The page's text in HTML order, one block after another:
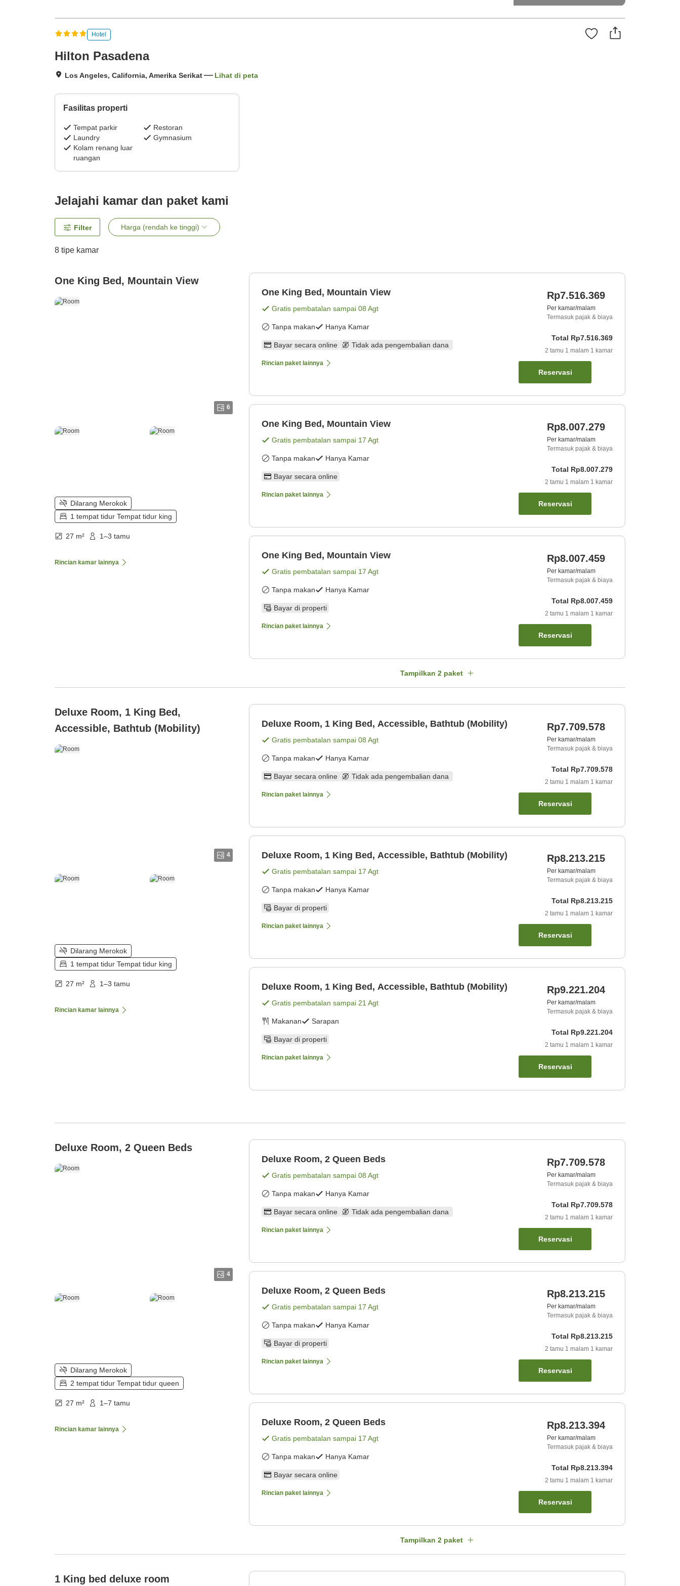
Hotel
Hilton Pasadena
Los Angeles, California, Amerika Serikat Lihat di peta
Fasilitas properti
Tempat parkir
Restoran
Laundry
Gymnasium
Kolam renang luar
ruangan
Jelajahi kamar dan paket kami
Filter Harga (rendah ke tinggi)
8 tipe kamar
One King Bed, Mountain View
6
Dilarang Merokok
1 tempat tidur Tempat tidur king
27 m² 1–3 tamu
Rincian kamar lainnya
One King Bed, Mountain View
Gratis pembatalan sampai 08 Agt
Tanpa makan Hanya Kamar
Bayar secara online Tidak ada pengembalian dana
Rincian paket lainnya
Rp7.516.369
Per kamar/malam
Termasuk pajak & biaya
Total Rp7.516.369
2 tamu 1 malam 1 kamar
Reservasi
One King Bed, Mountain View
Gratis pembatalan sampai 17 Agt
Tanpa makan Hanya Kamar
Bayar secara online
Rincian paket lainnya
Rp8.007.279
Per kamar/malam
Termasuk pajak & biaya
Total Rp8.007.279
2 tamu 1 malam 1 kamar
Reservasi
One King Bed, Mountain View
Gratis pembatalan sampai 17 Agt
Tanpa makan Hanya Kamar
Bayar di properti
Rincian paket lainnya
Rp8.007.459
Per kamar/malam
Termasuk pajak & biaya
Total Rp8.007.459
2 tamu 1 malam 1 kamar
Reservasi
Tampilkan 2 paket
Deluxe Room, 1 King Bed,
Accessible, Bathtub (Mobility)
4
Dilarang Merokok
1 tempat tidur Tempat tidur king
27 m² 1–3 tamu
Rincian kamar lainnya
Deluxe Room, 1 King Bed, Accessible, Bathtub (Mobility)
Gratis pembatalan sampai 08 Agt
Tanpa makan Hanya Kamar
Bayar secara online Tidak ada pengembalian dana
Rincian paket lainnya
Rp7.709.578
Per kamar/malam
Termasuk pajak & biaya
Total Rp7.709.578
2 tamu 1 malam 1 kamar
Reservasi
Deluxe Room, 1 King Bed, Accessible, Bathtub (Mobility)
Gratis pembatalan sampai 17 Agt
Tanpa makan Hanya Kamar
Bayar di properti
Rincian paket lainnya
Rp8.213.215
Per kamar/malam
Termasuk pajak & biaya
Total Rp8.213.215
2 tamu 1 malam 1 kamar
Reservasi
Deluxe Room, 1 King Bed, Accessible, Bathtub (Mobility)
Gratis pembatalan sampai 21 Agt
Makanan Sarapan
Bayar di properti
Rincian paket lainnya
Rp9.221.204
Per kamar/malam
Termasuk pajak & biaya
Total Rp9.221.204
2 tamu 1 malam 1 kamar
Reservasi
Deluxe Room, 2 Queen Beds
4
Dilarang Merokok
2 tempat tidur Tempat tidur queen
27 m² 1–7 tamu
Rincian kamar lainnya
Deluxe Room, 2 Queen Beds
Gratis pembatalan sampai 08 Agt
Tanpa makan Hanya Kamar
Bayar secara online Tidak ada pengembalian dana
Rincian paket lainnya
Rp7.709.578
Per kamar/malam
Termasuk pajak & biaya
Total Rp7.709.578
2 tamu 1 malam 1 kamar
Reservasi
Deluxe Room, 2 Queen Beds
Gratis pembatalan sampai 17 Agt
Tanpa makan Hanya Kamar
Bayar di properti
Rincian paket lainnya
Rp8.213.215
Per kamar/malam
Termasuk pajak & biaya
Total Rp8.213.215
2 tamu 1 malam 1 kamar
Reservasi
Deluxe Room, 2 Queen Beds
Gratis pembatalan sampai 17 Agt
Tanpa makan Hanya Kamar
Bayar secara online
Rincian paket lainnya
Rp8.213.394
Per kamar/malam
Termasuk pajak & biaya
Total Rp8.213.394
2 tamu 1 malam 1 kamar
Reservasi
Tampilkan 2 paket
1 King bed deluxe room